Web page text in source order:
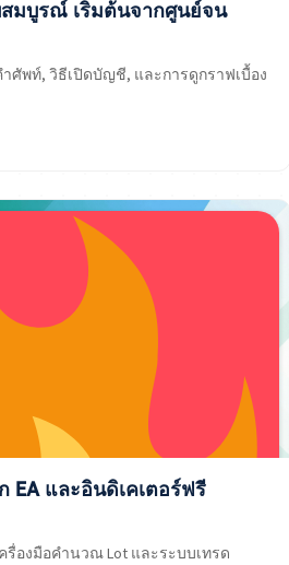
สมบูรณ์ เริ่มต้นจากศูนย์จน
ศัพท์, วิธีเปิดบัญชี, และการดูกราฟเบื้อง
EA และอินดิเคเตอร์ฟรี
รื่องมือคำนวณ Lot และระบบเทรด